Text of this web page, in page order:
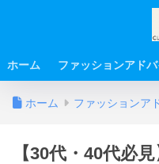
ホーム ファッションアド
ホーム ファッションア
【30代・40代必